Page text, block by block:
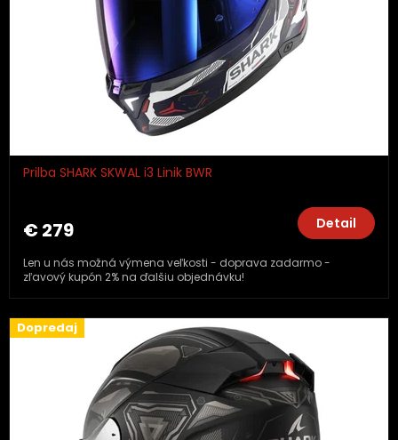
Prilba SHARK SKWAL i3 Linik BWR
€ 279 Detail
Len u nás možná výmena veľkosti - doprava zadarmo -
zľavový kupón 2% na ďalšiu objednávku!
Dopredaj